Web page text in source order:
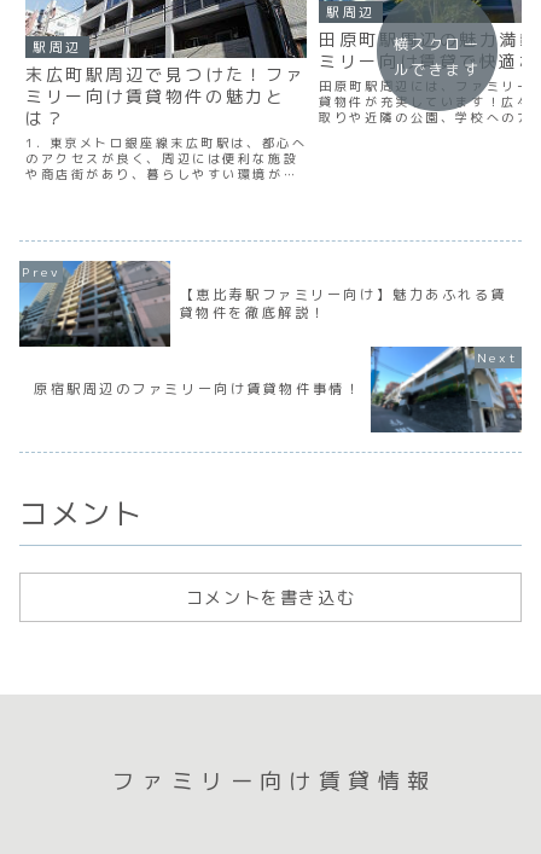
駅周辺
末広町駅周辺で見つけた！ファ
ミリー向け賃貸物件の魅力と
は？
1. 東京メトロ銀座線末広町駅は、都心へ
のアクセスが良く、周辺には便利な施設
や商店街があり、暮らしやすい環境が魅
環境が魅力です。 3. 末広町駅周辺に
多くあり、公園や学校も近く、子育てに
適した環境です。 4. ファミリー向け賃
貸物件を選ぶ際のポイントは、広さ、周
辺環境、学校や公園の近さ、共用施設の
充実度などが重要です。 5. 末広町駅周
辺のファミリー向け賃貸物件のおすすめ
した間取りが魅力の物件、2位は学校や
公園が近く子育てしやすい物件、3位は
ており、広々とした賃貸物件が多くあり
駅周辺
田原町駅周辺の魅力満
ミリー向け賃貸で快適
田原町駅周辺には、ファミリー
貸物件が充実しています！広々
取りや近隣の公園、学校へのア
横スクロー
ルできます
【恵比寿駅ファミリー向け】魅力あふれる賃
貸物件を徹底解説！
原宿駅周辺のファミリー向け賃貸物件事情！
コメント
コメントを書き込む
ファミリー向け賃貸情報